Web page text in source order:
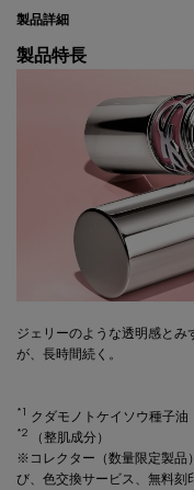
製品詳細
製品特長
ジェリーのような透明感とみ
が、長時間続く。
*1 クダモノトケイソウ種子油
*2
（整肌成分）
※コレクター（数量限定製品
び、色交換サービス、無料刻